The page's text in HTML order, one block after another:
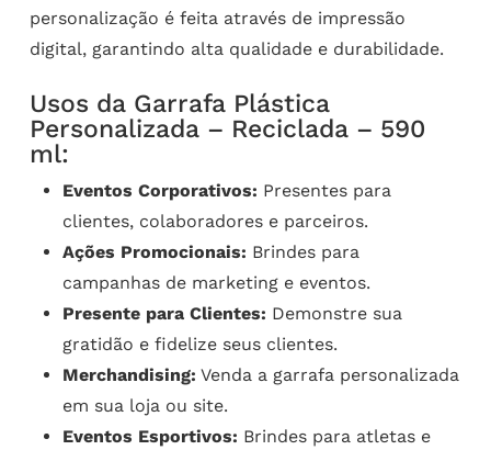
personalização é feita através de impressão
digital, garantindo alta qualidade e durabilidade.
Usos da Garrafa Plástica
Personalizada – Reciclada – 590
ml:
Eventos Corporativos: Presentes para
clientes, colaboradores e parceiros.
Ações Promocionais: Brindes para
campanhas de marketing e eventos.
Presente para Clientes: Demonstre sua
gratidão e fidelize seus clientes.
Merchandising: Venda a garrafa personalizada
em sua loja ou site.
Eventos Esportivos: Brindes para atletas e